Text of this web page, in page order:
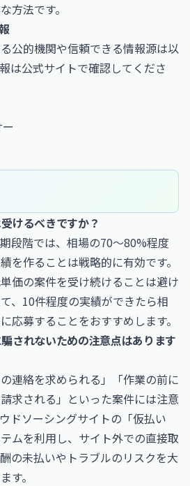
方法です。
公的機関や信頼できる情報源は以
は公式サイトで確認してくださ
けるべきですか？
段階では、相場の70〜80%程度
を作ることは戦略的に有効です。
価の案件を受け続けることは避け
、10件程度の実績ができたら相
応募することをおすすめします。
されないための注意点はあります
連絡を求められる」「作業の前に
求される」といった案件には注意
ドソーシングサイトの「仮払い
テムを利用し、サイト外での直接取
の未払いやトラブルのリスクを大
す。